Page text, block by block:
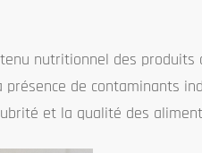
nutritionnel des produits
présence de contaminants
et la qualité des